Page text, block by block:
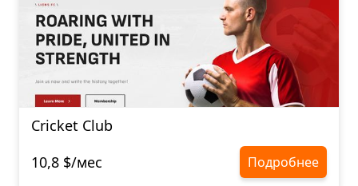
Cricket Club
10,8 $/мес
Подробнее